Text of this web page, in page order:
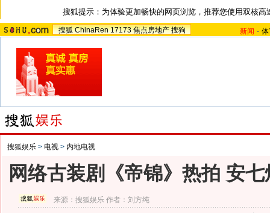
搜狐提示：为体验更加畅快的网页浏览，推荐您使用双核高
搜狐 ChinaRen 17173 焦点房地产 搜狗 新闻 -
搜狐娱乐 > 电视 > 内地电视
网络古装剧《帝锦》热拍 安
来源：搜狐娱乐 作者：刘方纯